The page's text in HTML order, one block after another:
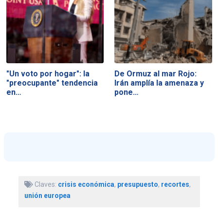
"Un voto por hogar": la
"preocupante" tendencia
en…
De Ormuz al mar Rojo:
Irán amplía la amenaza y
pone…
Claves: crisis económica, presupuesto, recortes,
unión europea